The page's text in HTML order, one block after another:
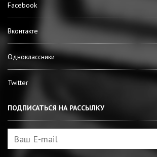
Facebook
Вконтакте
Одноклассники
Twitter
ПОДПИСАТЬСЯ НА РАССЫЛКУ